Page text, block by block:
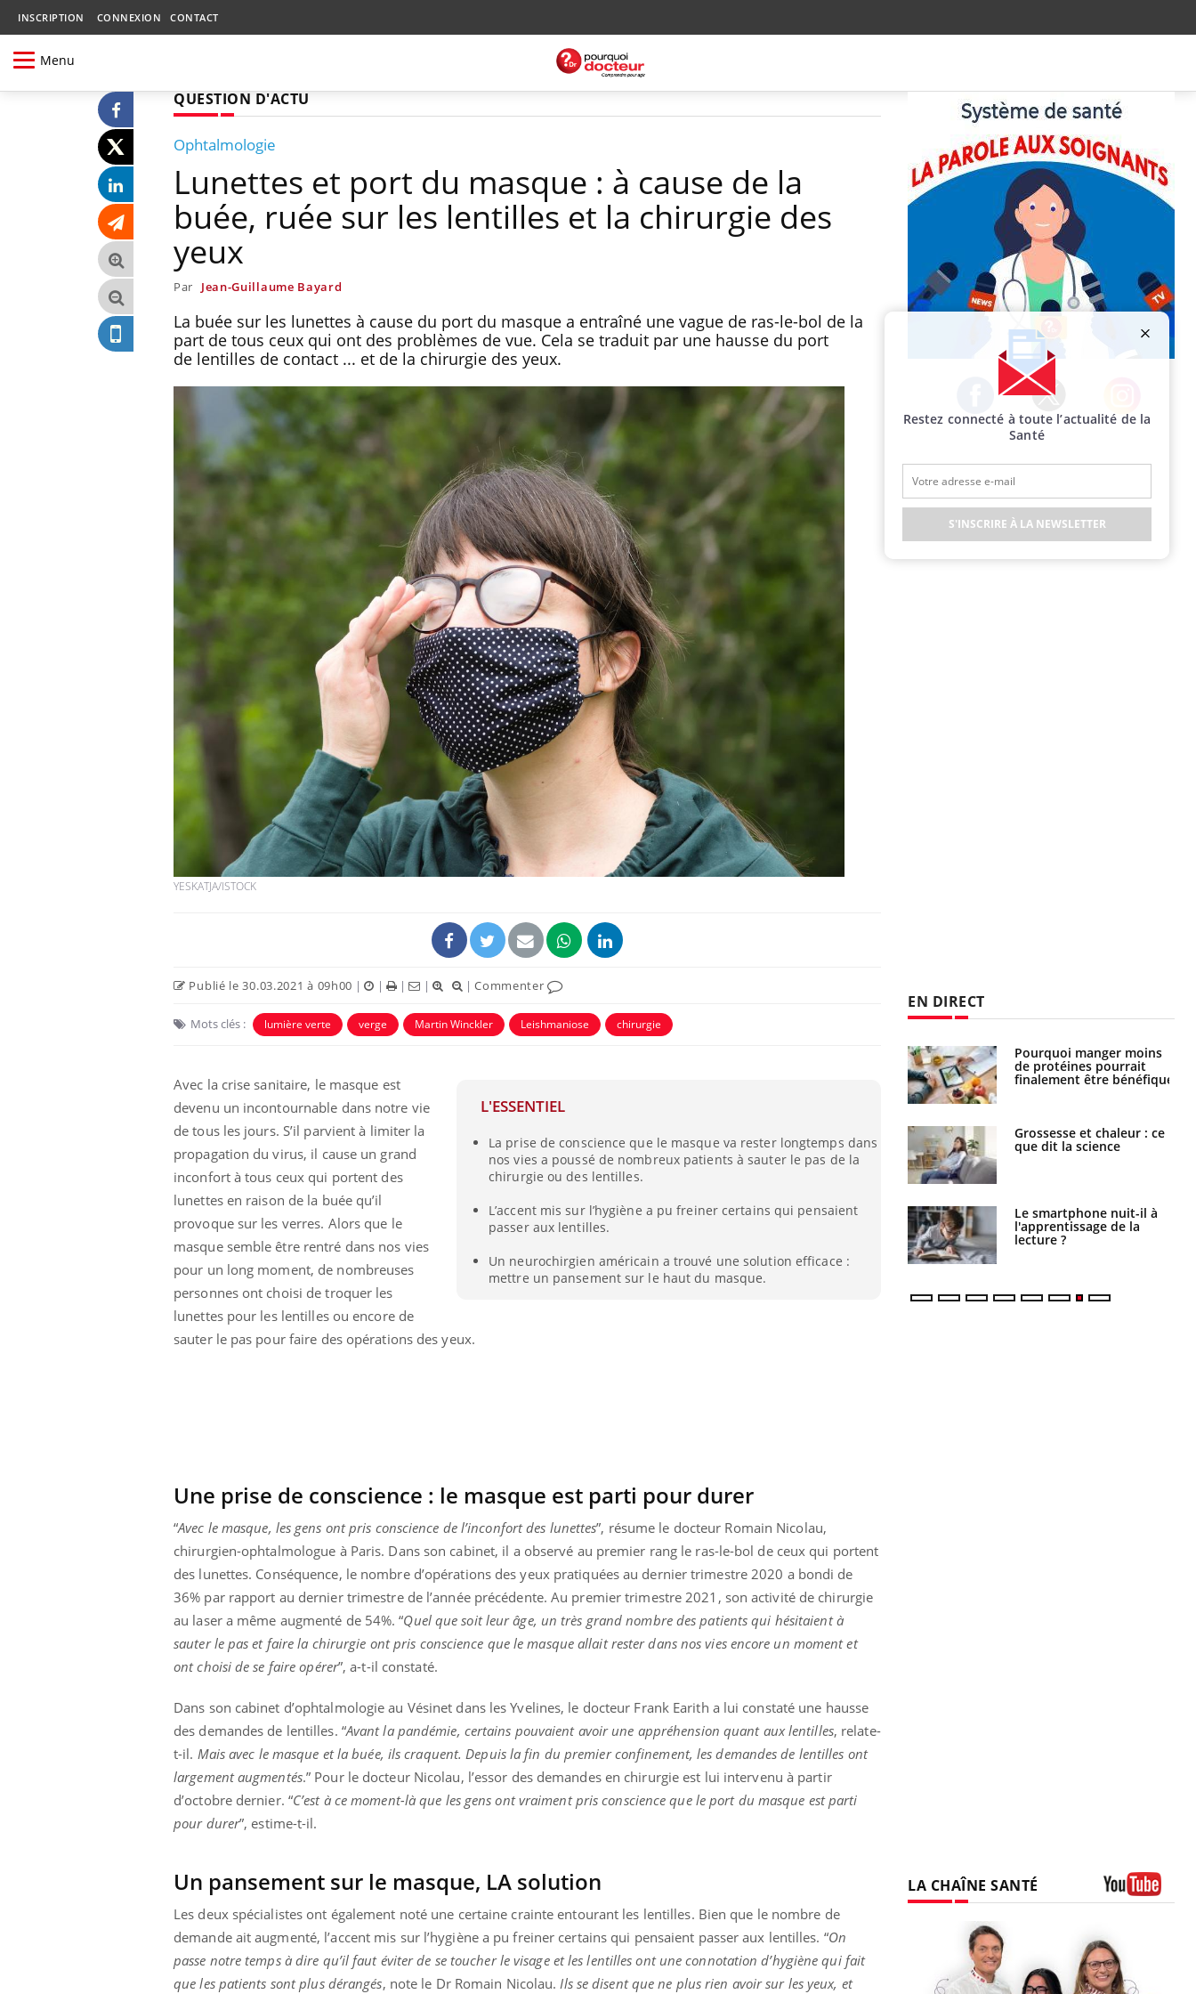
INSCRIPTION CONNEXION CONTACT
Menu
QUESTION D'ACTU
Ophtalmologie
Lunettes et port du masque : à cause de la
buée, ruée sur les lentilles et la chirurgie des
yeux
Par Jean-Guillaume Bayard
La buée sur les lunettes à cause du port du masque a entraîné une vague de ras-le-bol de la
part de tous ceux qui ont des problèmes de vue. Cela se traduit par une hausse du port
de lentilles de contact ... et de la chirurgie des yeux.
YESKATJA/ISTOCK
Publié le 30.03.2021 à 09h00 | | | | |Commenter
Mots clés : lumière verte verge Martin Winckler Leishmaniose chirurgie
L'ESSENTIEL
La prise de conscience que le masque va rester longtemps dans
nos vies a poussé de nombreux patients à sauter le pas de la
chirurgie ou des lentilles.
L’accent mis sur l’hygiène a pu freiner certains qui pensaient
passer aux lentilles.
Un neurochirgien américain a trouvé une solution efficace :
mettre un pansement sur le haut du masque.
Avec la crise sanitaire, le masque est
devenu un incontournable dans notre vie
de tous les jours. S’il parvient à limiter la
propagation du virus, il cause un grand
inconfort à tous ceux qui portent des
lunettes en raison de la buée qu’il
provoque sur les verres. Alors que le
masque semble être rentré dans nos vies
pour un long moment, de nombreuses
personnes ont choisi de troquer les
lunettes pour les lentilles ou encore de
sauter le pas pour faire des opérations des yeux.
Une prise de conscience : le masque est parti pour durer
“Avec le masque, les gens ont pris conscience de l’inconfort des lunettes”, résume le docteur Romain Nicolau,
chirurgien-ophtalmologue à Paris. Dans son cabinet, il a observé au premier rang le ras-le-bol de ceux qui portent
des lunettes. Conséquence, le nombre d’opérations des yeux pratiquées au dernier trimestre 2020 a bondi de
36% par rapport au dernier trimestre de l’année précédente. Au premier trimestre 2021, son activité de chirurgie
au laser a même augmenté de 54%. “Quel que soit leur âge, un très grand nombre des patients qui hésitaient à
sauter le pas et faire la chirurgie ont pris conscience que le masque allait rester dans nos vies encore un moment et
ont choisi de se faire opérer”, a-t-il constaté.
Dans son cabinet d’ophtalmologie au Vésinet dans les Yvelines, le docteur Frank Earith a lui constaté une hausse
des demandes de lentilles. “Avant la pandémie, certains pouvaient avoir une appréhension quant aux lentilles, relate-
t-il. Mais avec le masque et la buée, ils craquent. Depuis la fin du premier confinement, les demandes de lentilles ont
largement augmentés.” Pour le docteur Nicolau, l’essor des demandes en chirurgie est lui intervenu à partir
d’octobre dernier. “C’est à ce moment-là que les gens ont vraiment pris conscience que le port du masque est parti
pour durer”, estime-t-il.
Un pansement sur le masque, LA solution
Les deux spécialistes ont également noté une certaine crainte entourant les lentilles. Bien que le nombre de
demande ait augmenté, l’accent mis sur l’hygiène a pu freiner certains qui pensaient passer aux lentilles. “On
passe notre temps à dire qu’il faut éviter de se toucher le visage et les lentilles ont une connotation d’hygiène qui fait
que les patients sont plus dérangés, note le Dr Romain Nicolau. Ils se disent que ne plus rien avoir sur les yeux, et
Facebook Twitter Instagram
EN DIRECT
changé la donne au Pays
basque
Chikungunya, dengue,
West Nile : que se passe-
t-il dans le sud de la
France ?
protègent-ils aussi les os
de dormir la nuit ?
VIH : la fin du comprimé
tous les jours se profile-t-
elle enfin ?
pourquoi le risque de
noyade grimpe-t-il ?
Le Viagra pourrait-il
Pourquoi manger moins
de protéines pourrait
finalement être bénéfique
Grossesse et chaleur : ce
que dit la science
Le smartphone nuit-il à
l'apprentissage de la
lecture ?
LA CHAÎNE SANTÉ
Restez connecté à toute l’actualité de la
Santé
S'INSCRIRE À LA NEWSLETTER